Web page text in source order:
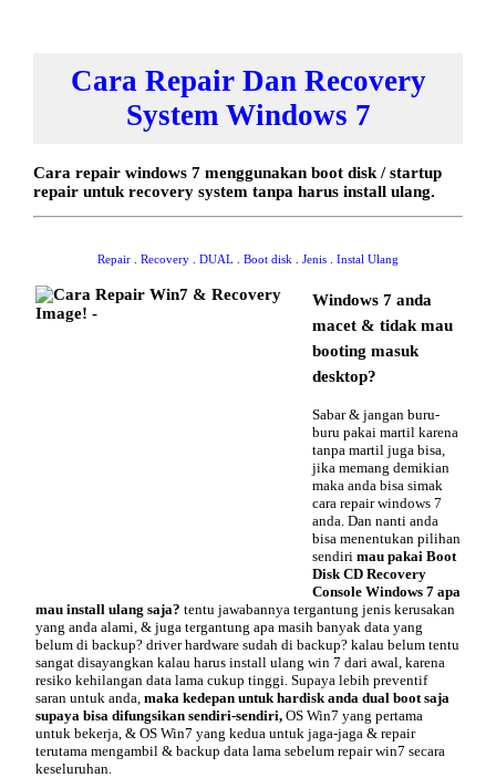
Cara Repair Dan Recovery
System Windows 7
Cara repair windows 7 menggunakan boot disk / startup
repair untuk recovery system tanpa harus install ulang.
Repair Recovery DUAL Boot disk Jenis Instal Ulang
Windows 7 anda
macet & tidak mau
booting masuk
desktop?
Sabar & jangan buru-
buru pakai martil karena
tanpa martil juga bisa,
jika memang demikian
maka anda bisa simak
cara repair windows 7
anda. Dan nanti anda
bisa menentukan pilihan
sendiri mau pakai Boot
Disk CD Recovery
Console Windows 7 apa
mau install ulang saja? tentu jawabannya tergantung jenis kerusakan
yang anda alami, & juga tergantung apa masih banyak data yang
belum di backup? driver hardware sudah di backup? kalau belum tentu
sangat disayangkan kalau harus install ulang win 7 dari awal, karena
resiko kehilangan data lama cukup tinggi. Supaya lebih preventif
saran untuk anda, maka kedepan untuk hardisk anda dual boot saja
supaya bisa difungsikan sendiri-sendiri, OS Win7 yang pertama
untuk bekerja, & OS Win7 yang kedua untuk jaga-jaga & repair
terutama mengambil & backup data lama sebelum repair win7 secara
keseluruhan.